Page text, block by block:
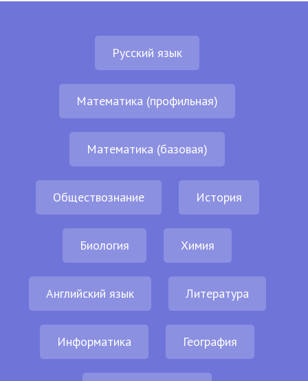
Русский язык
Математика (профильная)
Математика (базовая)
Обществознание История
Биология Химия
Английский язык Литература
Информатика География